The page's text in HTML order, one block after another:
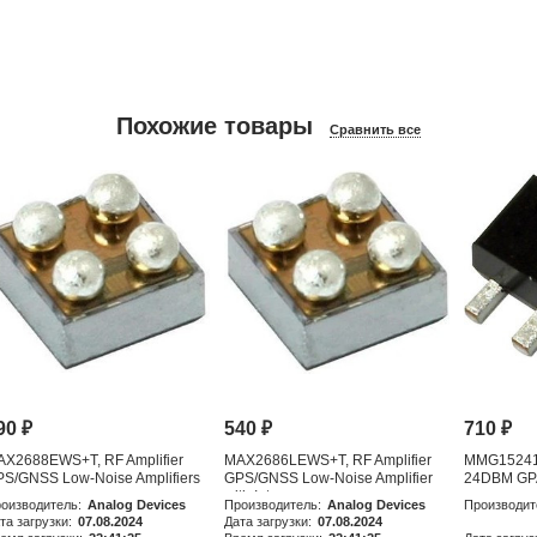
Похожие товары Сравнить все
₽
RF Amplifier
GNSS Low-Noise Amplifiers
Analog Devices
загрузки: 07.08.2024
540₽
MAX2686LEWS+T, RF Amplifier
GPS/GNSS Low-Noise Amplifier
with Integr
Производитель: Analog Devices
Дата загрузки: 07.08.2024
710₽
24DBM